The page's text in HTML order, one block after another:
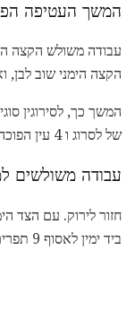
המשך העטיפה
עבודה משולש הקצה
הקצה הימני שוב לבן,
של לסרוג ו 4 עין הפוכה), מסתיים עם החלק עין הפוכה.
עבודה משולשים
חזור לירוק. עם הצד
ביד ימין לאסוף 9 תפרים לאורך הקצה של הכיכר.